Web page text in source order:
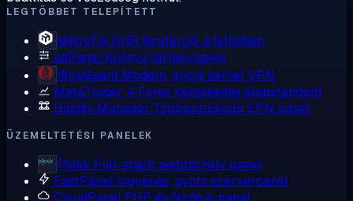
LEGTÖBBET TELEPÍTETT
MikroTik CHR RouterOS a felhőben
aaPanel Könnyű tárhelypanel
WireGuard Modern, gyors kernel VPN
MetaTrader 4 Forex kereskedés alapstandard
Hiddify Manager Többprotokollú VPN panel
ÜZEMELTETÉSI PANELEK
Plesk Full-stack webtárhely panel
FastPanel Ingyenes, gyors szerverpanel
CloudPanel PHP és Node.js panel